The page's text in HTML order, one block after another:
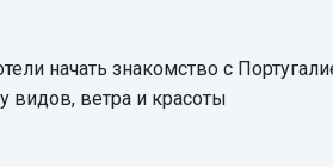
видов, ветра и красоты